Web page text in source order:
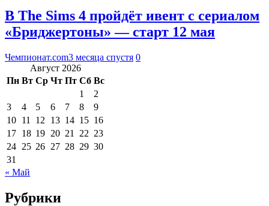
В The Sims 4 пройдёт ивент с сериалом
«Бриджертоны» — старт 12 мая
Чемпионат.com3 месяца спустя 0
Август 2026
Пн Вт Ср Чт Пт Сб Вс
1
2
3
4 5 6 7 8
9
10 11 12 13 14 15 16
17 18 19 20 21 22 23
24 25 26 27 28 29 30
31
« Май
Рубрики